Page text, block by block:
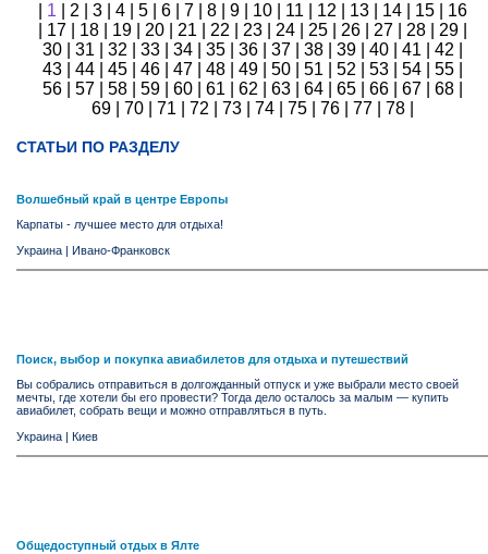
1| 2| 3| 4| 5| 6| 7 8| 9| 10| 11| 12| 13| 14| 15| 16
17 18| 19| 20| 21| 22| 23| 24| 25| 26| 27 28| 29|
30| 31| 32| 33| 34| 35| 36| 37 38| 39| 40| 41| 42|
43| 44| 45| 46| 47 48| 49| 50| 51| 52| 53| 54| 55|
56| 57 58| 59| 60| 61| 62| 63| 64| 65| 66| 67 68|
69| 70| 71| 72| 73| 74| 75| 76| 77 78|
СТАТЬИ ПО РАЗДЕЛУ
Волшебный край в центре Европы
Карпаты - лучшее место для отдыха!
Украина
Ивано-Франковск
Поиск, выбор и покупка авиабилетов для отдыха и путешествий
Вы собрались отправиться в долгожданный отпуск и уже выбрали место своей
мечты, где хотели бы его провести? Тогда дело осталось за малым — купить
авиабилет, собрать вещи и можно отправляться в путь.
Украина
Киев
Общедоступный отдых в Ялте